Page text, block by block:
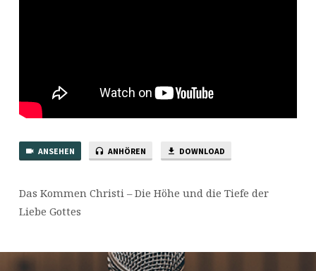
ANSEHEN ANHÖREN DOWNLOAD
Das Kommen Christi – Die Höhe und die Tiefe der
Liebe Gottes